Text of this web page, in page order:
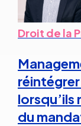
Droit de la
du